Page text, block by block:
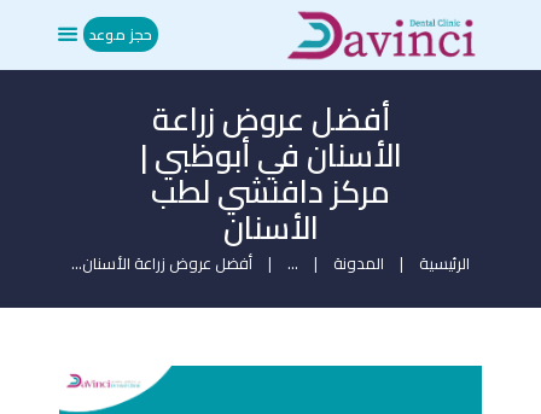
حجز موعد
أفضل عروض زراعة
الأسنان في أبوظبي |
مركز دافنشي لطب
الأسنان
الرئيسية المدونة ... أفضل عروض زراعة الأسنان...
الرئيسية
من نحن
العلاجات
ميديا